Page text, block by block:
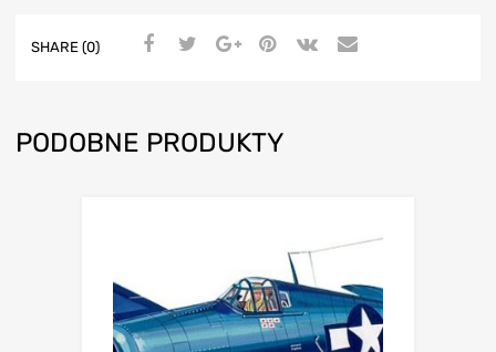
SHARE (0)
PODOBNE PRODUKTY